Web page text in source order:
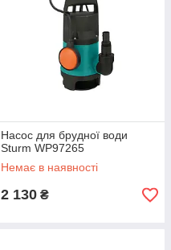
Насос для брудної води
Sturm WP97265
Немає в наявності
2 130 ₴